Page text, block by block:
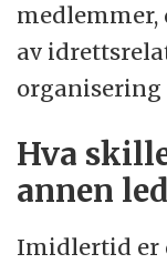
medlemmer,
av
organisering
Hva
annen
Imidlertid er